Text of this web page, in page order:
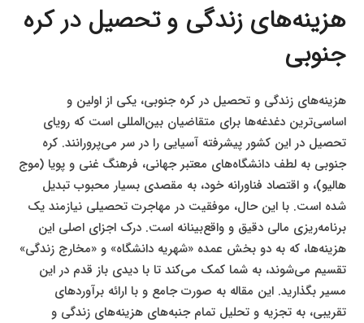
هزینه‌های زندگی و تحصیل در کره
جنوبی
هزینه‌های زندگی و تحصیل در کره جنوبی، یکی از اولین و
اساسی‌ترین دغدغه‌ها برای متقاضیان بین‌المللی است که رویای
تحصیل در این کشور پیشرفته آسیایی را در سر می‌پرورانند. کره
جنوبی به لطف دانشگاه‌های معتبر جهانی، فرهنگ غنی و پویا (موج
هالیو)، و اقتصاد فناورانه خود، به مقصدی بسیار محبوب تبدیل
شده است. با این حال، موفقیت در مهاجرت تحصیلی نیازمند یک
برنامه‌ریزی مالی دقیق و واقع‌بینانه است. درک اجزای اصلی این
هزینه‌ها، که به دو بخش عمده «شهریه دانشگاه» و «مخارج زندگی»
تقسیم می‌شوند، به شما کمک می‌کند تا با دیدی باز قدم در این
مسیر بگذارید. این مقاله به صورت جامع و با ارائه برآوردهای
تقریبی، به تجزیه و تحلیل تمام جنبه‌های هزینه‌های زندگی و